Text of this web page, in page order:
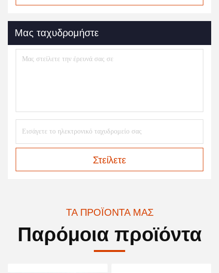
Μας ταχυδρομήστε
Στείλετε
ΤΑ ΠΡΟΪΌΝΤΑ ΜΑΣ
Παρόμοια προϊόντα